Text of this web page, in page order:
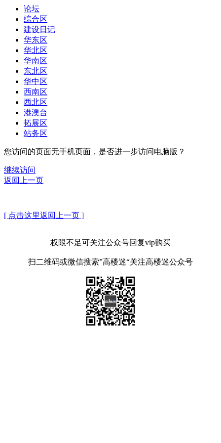
论坛
综合区
建设日记
华东区
华北区
华南区
东北区
华中区
西南区
西北区
港澳台
拓展区
站务区
您访问的页面无手机页面，是否进一步访问电脑版？
继续访问
返回上一页
[ 点击这里返回上一页 ]
权限不足可关注公众号回复vip购买
扫二维码或微信搜索”高楼迷“关注高楼迷公众号